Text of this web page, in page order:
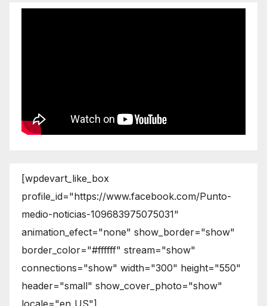
[wpdevart_like_box
profile_id="https://www.facebook.com/Punto-
medio-noticias-109683975075031"
animation_efect="none" show_border="show"
border_color="#ffffff" stream="show"
connections="show" width="300" height="550"
header="small" show_cover_photo="show"
locale="en_US"]